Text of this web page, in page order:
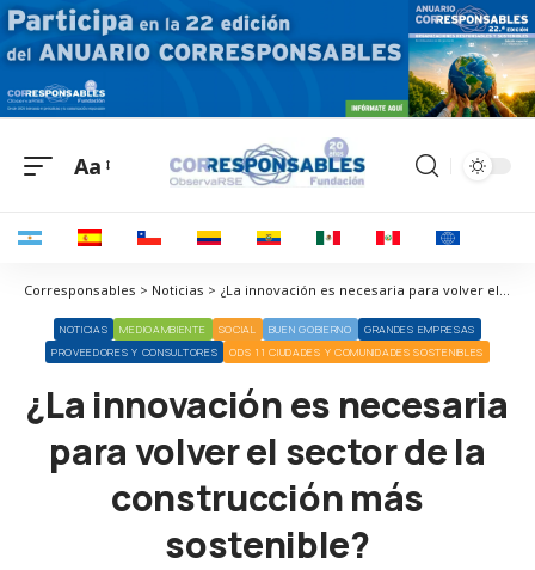
Aa
Corresponsables > Noticias > ¿La innovación es necesaria para volver el sector de la construcción más sostenible?
NOTICIAS MEDIOAMBIENTE SOCIAL BUEN GOBIERNO
GRANDES EMPRESAS
PROVEEDORES Y CONSULTORES
ODS 11 CIUDADES Y COMUNIDADES SOSTENIBLES
¿La innovación es necesaria
para volver el sector de la
construcción más
sostenible?